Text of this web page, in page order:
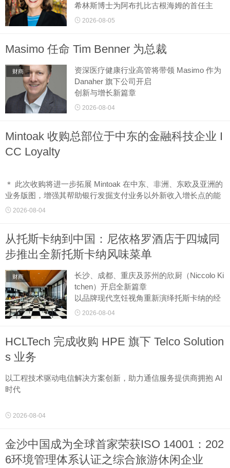
希林斯博士为阿布扎比古根海姆的首任主
任。
《https：mmx.prnasia.commediaMS196375
2026-08-05
Masimo 任命 Tim Benner 为总裁
财商
资深医疗健康行业高管将带领 Masimo 作为
Danaher 旗下公司开启
创新与增长新篇章
患者监护领域专业诊断解决方案创新企业 M
2026-08-04
Mintoak 收购总部位于中东的金融科技企业 I
CC Loyalty
＊ 此次收购将进一步拓展 Mintoak 在中东、非洲、东欧及亚洲的
业务版图，增强其帮助银行发掘支付业务以外新收入增长点的能
力 2026-08-04
从托斯卡纳到中国：尼依格罗酒店于四城同
步推出全新托斯卡纳风味菜单
财商
长沙、成都、重庆及苏州的欣厨（Niccolo Ki
tchen）开启全新篇章
以品牌现代烹饪视角重新演绎托斯卡纳的经
典风味
尼依格罗酒店诚邀宾客于欣厨，品味托斯卡
2026-08-04
HCLTech 完成收购 HPE 旗下 Telco Solution
s 业务
以工程技术驱动电信解决方案创新，助力通信服务提供商拥抱 AI
时代
美国纽约及印度诺伊达2026年8月4日 美通社 －－ 全球领先的科
2026-08-04
金沙中国成为全球首家荣获ISO 14001：202
6环境管理体系认证之综合旅游休闲企业